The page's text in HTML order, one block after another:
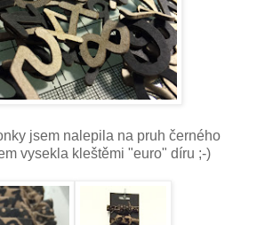
jsem nalepila na pruh černého
vysekla kleštěmi "euro" díru ;-)